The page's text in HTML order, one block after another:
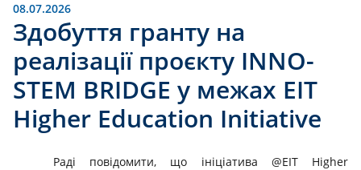
08.07.2026
Здобуття гранту на
реалізації проєкту INNO-
STEM BRIDGE у межах EIT
Higher Education Initiative
Раді повідомити, що ініціатива @EIT Higher